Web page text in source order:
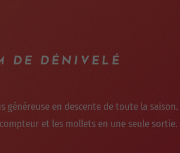
DE DÉNIVELÉ
généreuse en descente de toute la saison.
et les mollets en une seule sortie.